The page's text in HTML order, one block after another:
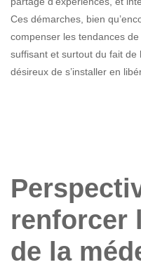
Ces démarches, bien
compenser les tendances de
suffisant et surtout du fait
désireux de s’installer en
renforcer
de la